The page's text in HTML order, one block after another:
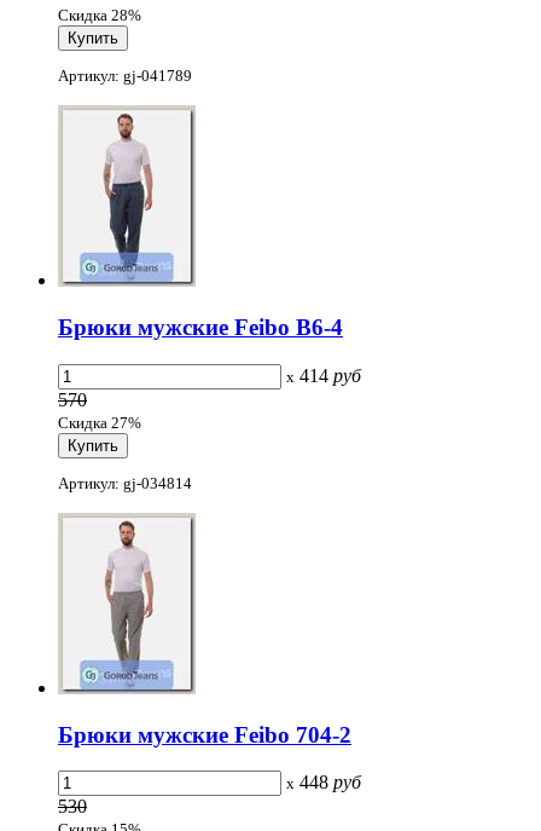
Скидка 28%
Артикул: gj-041789
Брюки мужские Feibo B6-4
x 414 руб
570
Скидка 27%
Артикул: gj-034814
Брюки мужские Feibo 704-2
x 448 руб
530